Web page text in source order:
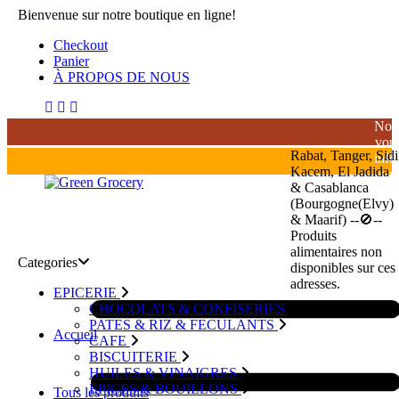
Bienvenue sur notre boutique en ligne!
Checkout
Panier
À PROPOS DE NOUS
que
de
est
au
Rabat, Tanger, Sidi
Kacem, El Jadida
& Casablanca
(Bourgogne(Elvy)
& Maarif) --🚫--
Produits
alimentaires non
disponibles sur ces
adresses.
Categories
EPICERIE
CHOCOLATS & CONFISERIES
PATES & RIZ & FECULANTS
CAFE
BISCUITERIE
HUILES & VINAIGRES
EPICES & BOUILLONS
Accueil
Tous les produits